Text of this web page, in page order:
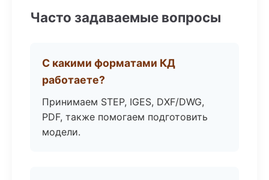
Часто задаваемые вопросы
С какими форматами КД
работаете?
Принимаем STEP, IGES, DXF/DWG,
PDF, также помогаем подготовить
модели.